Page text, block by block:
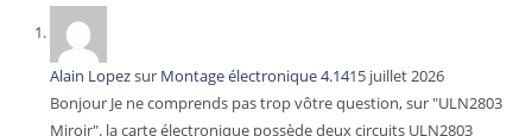
Alain Lopezsur Montage électronique 4.1415 juillet 2026
Bonjour Je ne comprends pas trop vôtre question, sur "ULN2803
Miroir". la carte électronique possède deux circuits ULN2803